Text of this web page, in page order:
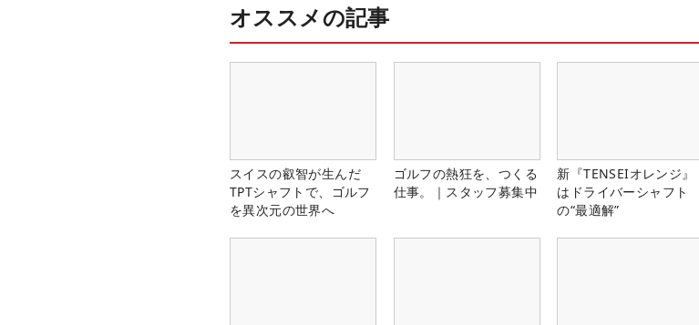
オススメの記事
スイスの叡智が生んだ
TPTシャフトで、ゴルフ
を異次元の世界へ
ゴルフの熱狂を、つくる
仕事。｜スタッフ募集中
新『TENSEIオレンジ』
はドライバーシャフト
の“最適解”